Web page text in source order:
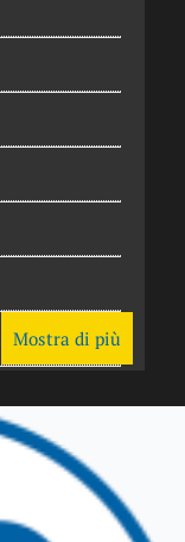
Mostra di più